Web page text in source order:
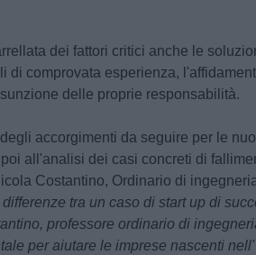
dei fattori critici anche le
di comprovata esperienza,
delle proprie responsabilità.
accorgimenti da seguire per le
all'analisi dei casi concreti di
Costantino, Ordinario di
tra un caso di start up di
, professore ordinario di
per aiutare le imprese nascenti